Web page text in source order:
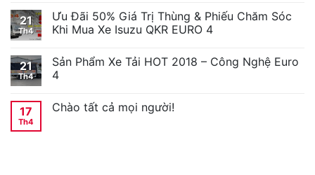
21
Th4
Ưu Đãi 50% Giá Trị Thùng & Phiếu Chăm Sóc
Khi Mua Xe Isuzu QKR EURO 4
21
Th4
Sản Phẩm Xe Tải HOT 2018 – Công Nghệ Euro
4
17
Th4
Chào tất cả mọi người!